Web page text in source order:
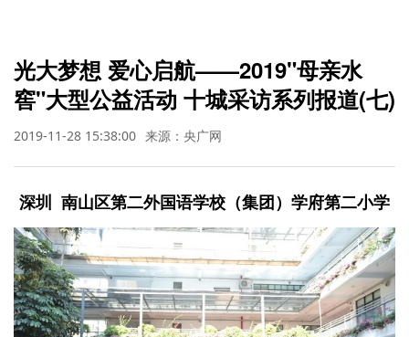
光大梦想 爱心启航——2019"母亲水
窖"大型公益活动 十城采访系列报道(七)
2019-11-28 15:38:00 来源：央广网
深圳 南山区第二外国语学校（集团）学府第二小学